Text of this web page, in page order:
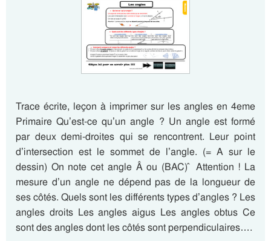
Trace écrite, leçon à imprimer sur les angles en 4eme
Primaire Qu’est-ce qu’un angle ? Un angle est formé
par deux demi-droites qui se rencontrent. Leur point
d’intersection est le sommet de l’angle. (= A sur le
dessin) On note cet angle Â ou (BAC) ̂ Attention ! La
mesure d’un angle ne dépend pas de la longueur de
ses côtés. Quels sont les différents types d’angles ? Les
angles droits Les angles aigus Les angles obtus Ce
sont des angles dont les côtés sont perpendiculaires….